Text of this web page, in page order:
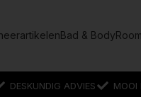
Bad & Body
DESKUNDIG ADVIES MOOI